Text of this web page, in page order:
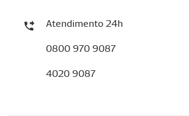
Atendimento 24h
0800 970 9087
4020 9087